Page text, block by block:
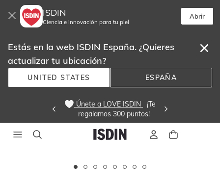
ISDIN
Ciencia e innovación para tu piel
Abrir
Estás en la web ISDIN España. ¿Quieres
actualizar tu ubicación?
UNITED STATES ESPAÑA
Únete a LOVE ISDIN
¡Te
regalamos 300 puntos!